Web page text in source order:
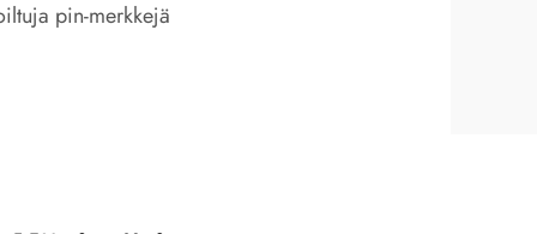
pin-merkkejä